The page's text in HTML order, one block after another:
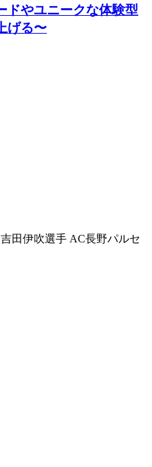
ドやユニークな体験型
げる〜
田伊吹選手 AC長野パルセ